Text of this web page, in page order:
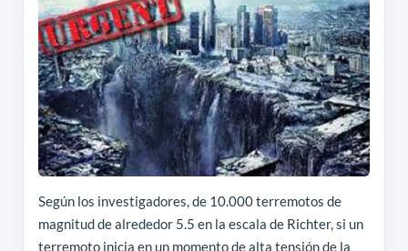
Según los investigadores, de 10.000 terremotos de
magnitud de alrededor 5.5 en la escala de Richter, si un
terremoto inicia en un momento de alta tensión de la